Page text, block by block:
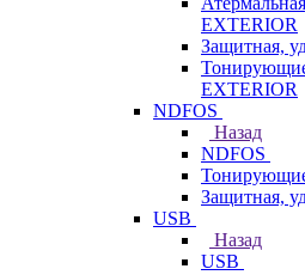
EXTERIOR
Защитная,
EXTERIOR
NDFOS
Назад
NDFOS
Защитная,
USB
Назад
USB